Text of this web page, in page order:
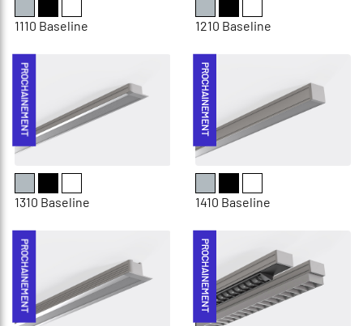
1110 Baseline 1210 Baseline
PROCHAINEMENT
1310 Baseline
PROCHAINEMENT
1410 Baseline
PROCHAINEMENT PROCHAINEMENT